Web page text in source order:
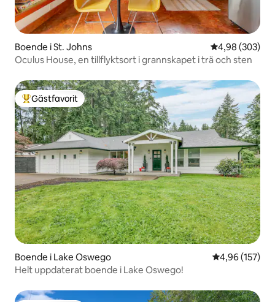
Boende i St. Johns 4,98 av 5 i
4,98 (303)
Oculus House, en tillflyktsort i grannskapet i trä och sten
Populär gästfavorit
Gästfavorit
Boende i Lake Oswego 4,96 av 5 i
4,96 (157)
Helt uppdaterat boende i Lake Oswego!